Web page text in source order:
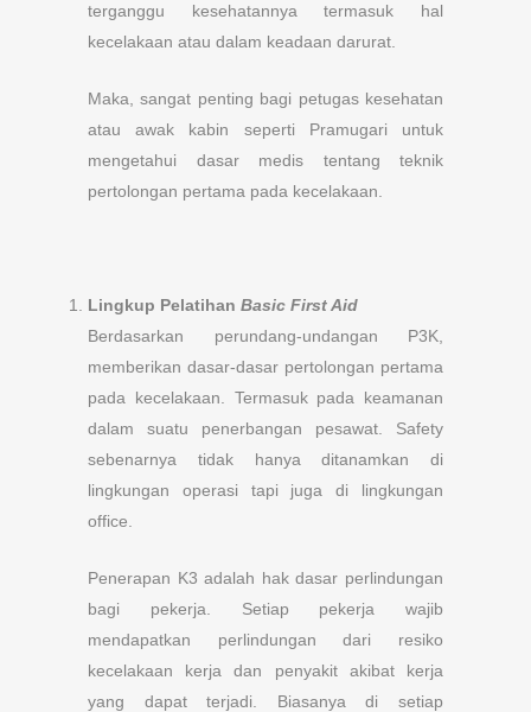
terganggu kesehatannya termasuk hal
kecelakaan atau dalam keadaan darurat.
Maka, sangat penting bagi petugas kesehatan
atau awak kabin seperti Pramugari untuk
mengetahui dasar medis tentang teknik
pertolongan pertama pada kecelakaan.
Lingkup Pelatihan Basic First Aid
Berdasarkan perundang-undangan P3K,
memberikan dasar-dasar pertolongan pertama
pada kecelakaan. Termasuk pada keamanan
dalam suatu penerbangan pesawat. Safety
sebenarnya tidak hanya ditanamkan di
lingkungan operasi tapi juga di lingkungan
office.
Penerapan K3 adalah hak dasar perlindungan
bagi pekerja. Setiap pekerja wajib
mendapatkan perlindungan dari resiko
kecelakaan kerja dan penyakit akibat kerja
yang dapat terjadi. Biasanya di setiap